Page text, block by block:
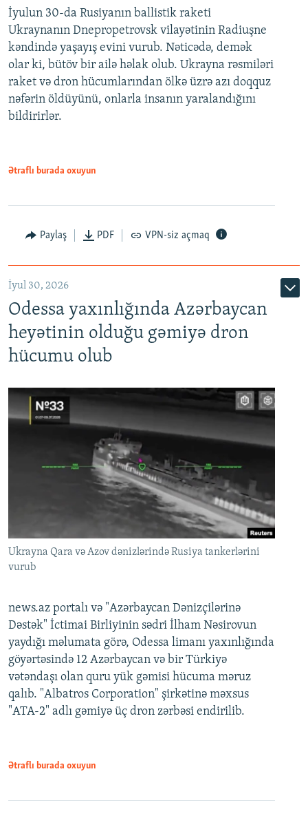
İyulun 30-da Rusiyanın ballistik raketi
Ukraynanın Dnepropetrovsk vilayətinin Radiuşne
kəndində yaşayış evini vurub. Nəticədə, demək
olar ki, bütöv bir ailə həlak olub. Ukrayna rəsmiləri
raket və dron hücumlarından ölkə üzrə azı doqquz
nəfərin öldüyünü, onlarla insanın yaralandığını
bildirirlər.
Ətraflı burada oxuyun
Paylaş PDF VPN-siz açmaq
İyul 30, 2026
Odessa yaxınlığında Azərbaycan
heyətinin olduğu gəmiyə dron
hücumu olub
Ukrayna Qara və Azov dənizlərində Rusiya tankerlərini
vurub
news.az portalı və "Azərbaycan Dənizçilərinə
Dəstək" İctimai Birliyinin sədri İlham Nəsirovun
yaydığı məlumata görə, Odessa limanı yaxınlığında
göyərtəsində 12 Azərbaycan və bir Türkiyə
vətəndaşı olan quru yük gəmisi hücuma məruz
qalıb. "Albatros Corporation" şirkətinə məxsus
"ATA-2" adlı gəmiyə üç dron zərbəsi endirilib.
Ətraflı burada oxuyun